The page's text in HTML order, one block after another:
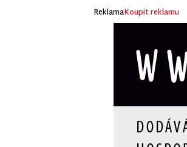
ReklamaKoupit reklamu